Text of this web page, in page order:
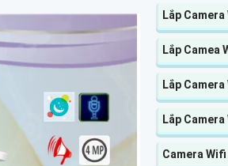
Lắp
Lắp Camea
Lắp
Lắp
Camera